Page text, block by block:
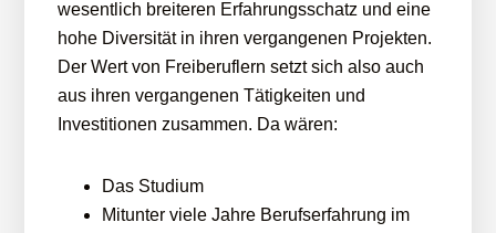
wesentlich breiteren Erfahrungsschatz und eine
hohe Diversität in ihren vergangenen Projekten.
Der Wert von Freiberuflern setzt sich also auch
aus ihren vergangenen Tätigkeiten und
Investitionen zusammen. Da wären:
Das Studium
Mitunter viele Jahre Berufserfahrung im